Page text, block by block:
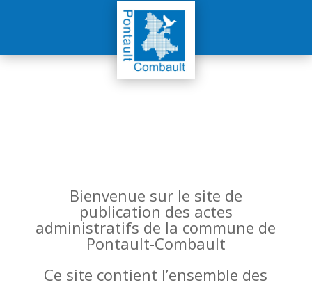
Bienvenue sur le site de
publication des actes
administratifs de la commune de
Pontault-Combault
Ce site contient l’ensemble des